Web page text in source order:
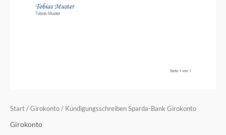
Start / Girokonto / Kündigungsschreiben Sparda-Bank Girokonto
Girokonto